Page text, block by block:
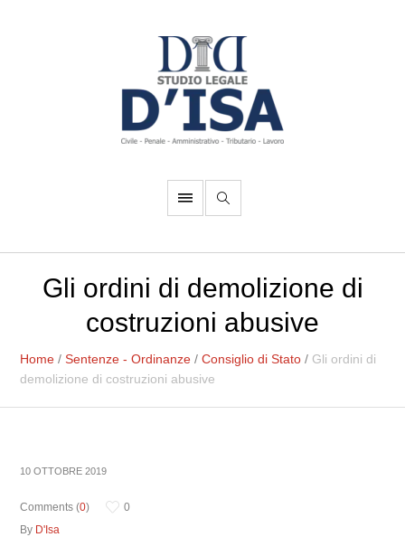
Gli ordini di demolizione di
costruzioni abusive
Home /Sentenze - Ordinanze /Consiglio di Stato / Gli ordini di
demolizione di costruzioni abusive
10 OTTOBRE 2019
Comments (0)
0
By D'Isa